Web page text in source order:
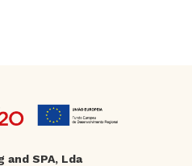
and SPA, Lda